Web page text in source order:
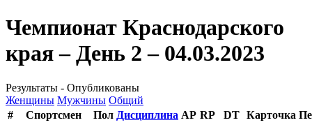
Чемпионат Краснодарского
края – День 2 – 04.03.2023
Результаты - Опубликованы
Женщины Мужчины Общий
#
Спортсмен Пол Дисциплина AP RP DT Карточка